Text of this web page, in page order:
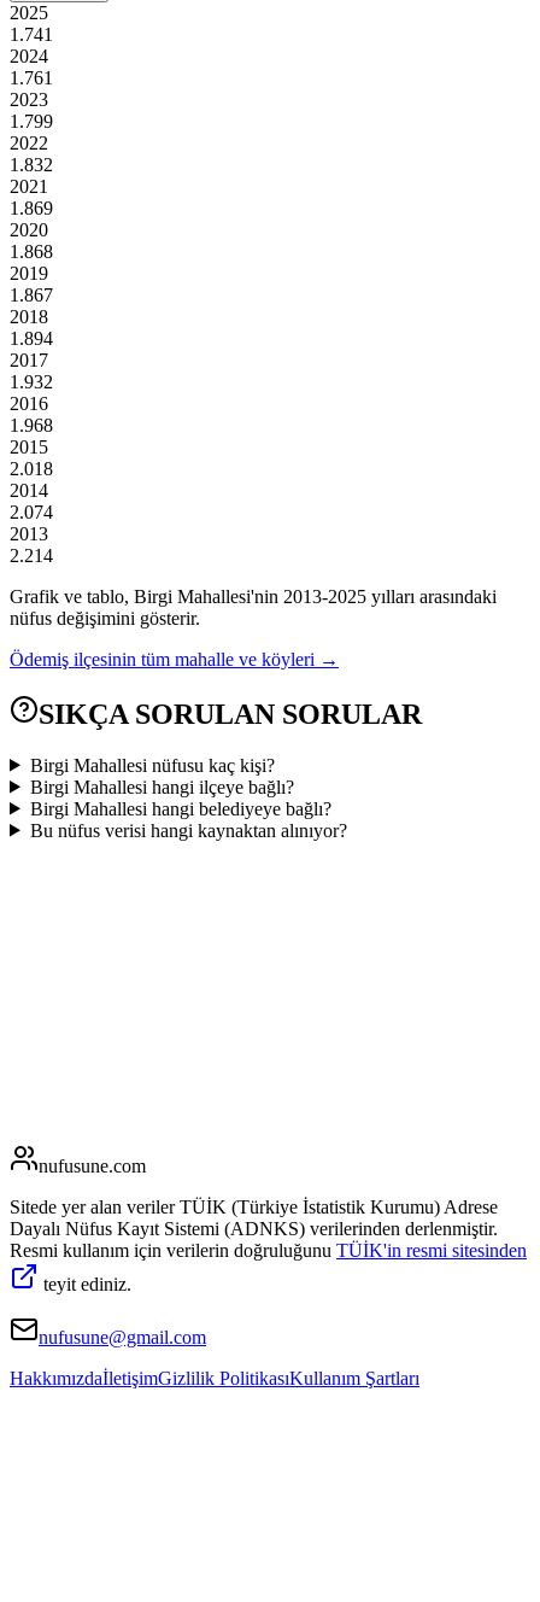
2025
1.741
2024
1.761
2023
1.799
2022
1.832
2021
1.869
2020
1.868
2019
1.867
2018
1.894
2017
1.932
2016
1.968
2015
2.018
2014
2.074
2013
2.214
Grafik ve tablo, Birgi Mahallesi'nin 2013-2025 yılları arasındaki
nüfus değişimini gösterir.
Ödemiş ilçesinin tüm mahalle ve köyleri →
SIKÇA SORULAN SORULAR
Birgi Mahallesi nüfusu kaç kişi?
Birgi Mahallesi hangi ilçeye bağlı?
Birgi Mahallesi hangi belediyeye bağlı?
Bu nüfus verisi hangi kaynaktan alınıyor?
nufusune.com
Sitede yer alan veriler TÜİK (Türkiye İstatistik Kurumu) Adrese
Dayalı Nüfus Kayıt Sistemi (ADNKS) verilerinden derlenmiştir.
Resmi kullanım için verilerin doğruluğunu TÜİK'in resmi sitesinden
teyit ediniz.
nufusune@gmail.com
HakkımızdaİletişimGizlilik PolitikasıKullanım Şartları